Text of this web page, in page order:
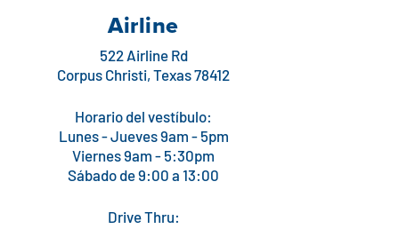
Airline
522 Airline Rd
Corpus Christi, Texas 78412
Horario del vestíbulo:
Lunes - Jueves 9am - 5pm
Viernes 9am - 5:30pm
Sábado de 9:00 a 13:00
Drive Thru: